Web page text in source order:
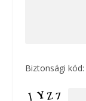
Biztonsági kód: